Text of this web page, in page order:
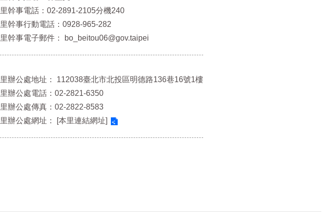
里幹事電話：02-2891-2105分機240
里幹事行動電話：0928-965-282
里幹事電子郵件：
bo_beitou06@gov.taipei
里辦公處地址： 112038臺北市北投區明德路136巷16號1樓
里辦公處電話：02-2821-6350
里辦公處傳真：02-2822-8583
里辦公處網址：
[本里連結網址]